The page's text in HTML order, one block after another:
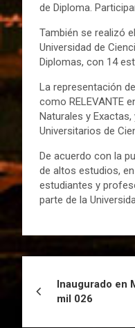
de Diploma.
También se realizó
Universidad de
Diplomas, con 14
La representación
como RELEVANTE
Naturales y
Universitarios de
De acuerdo con la
de altos estudios,
estudiantes y
parte de la
Inaugurado en
mil 026